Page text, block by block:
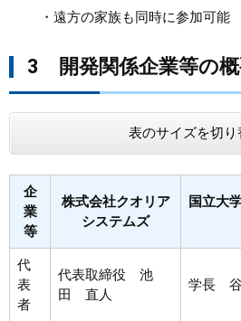
・遠方の家族も同時に参加可能
3 開発関係企業等の
表のサイズを切り
企
業
等
株式会社クオリア
システムズ
国立大
代
表
者
代表取締役 池
田 直人
学長